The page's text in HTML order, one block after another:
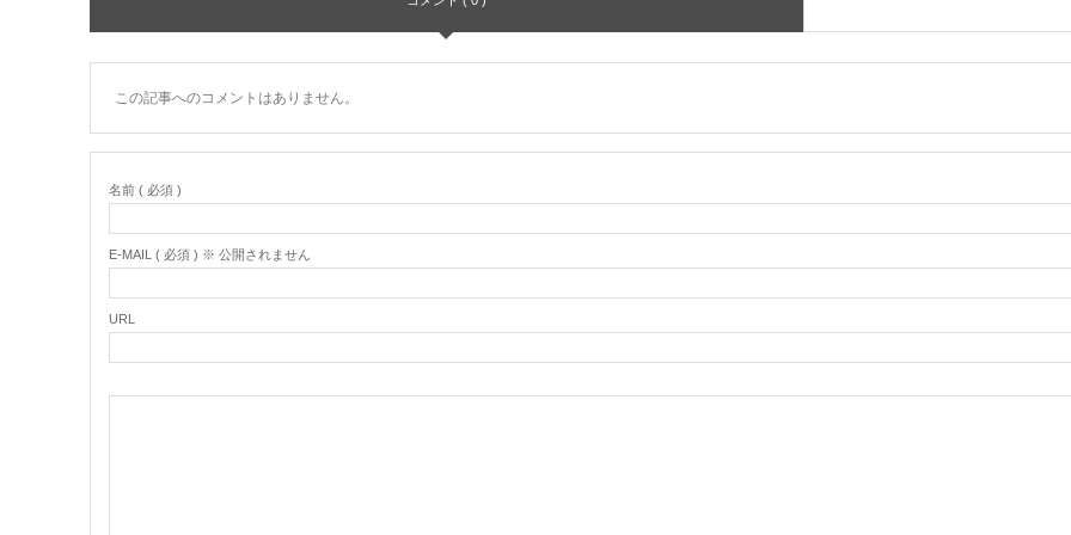
この記事へのコメントはありません。
名前 ( 必須 )
E-MAIL ( 必須 ) ※ 公開されません
URL